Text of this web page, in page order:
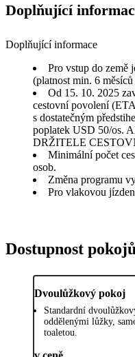
Doplňující
Doplňující informace
Pro vstup do země
(platnost min. 6
Od 15. 10. 2025
cestovní povolení
s dostatečným
poplatek USD 50/os.
DRŽITELE
Minimální počet
osob.
Změna programu
Pro vlakovou
Dostupnost pokojů
Dvoulůžkový pokoj
Standardní
oddělenými lůžky,
toaletou.